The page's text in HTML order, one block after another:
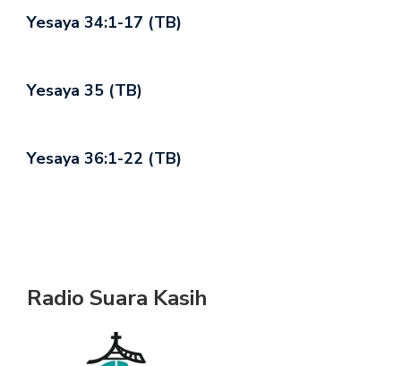
Yesaya 34:1-17 (TB)
Yesaya 35 (TB)
Yesaya 36:1-22 (TB)
Radio Suara Kasih